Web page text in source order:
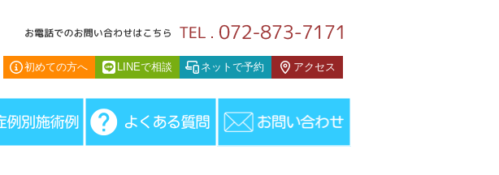
初めての方へ LINEで相談 ネットで予約 アクセス
スタッフブログ
HOME＞ スタッフブログ＞ 今週の宿泊集中治療のお知らせ